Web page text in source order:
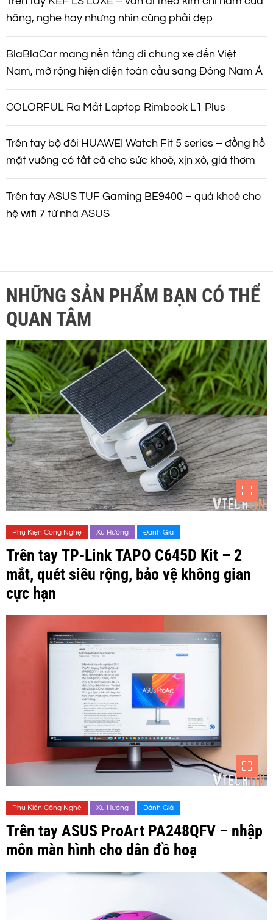
hãng, nghe hay nhưng nhìn cũng phải đẹp
BlaBlaCar mang nền tảng đi chung xe đến Việt
Nam, mở rộng hiện diện toàn cầu sang Đông Nam Á
COLORFUL Ra Mắt Laptop Rimbook L1 Plus
Trên tay bộ đôi HUAWEI Watch Fit 5 series – đồng hồ
mặt vuông có tất cả cho sức khoẻ, xịn xò, giá thơm
Trên tay ASUS TUF Gaming BE9400 – quá khoẻ cho
hệ wifi 7 từ nhà ASUS
NHỮNG SẢN PHẨM BẠN CÓ THỂ
QUAN TÂM
Phụ Kiện Công Nghệ Xu Hướng Đánh Giá
Trên tay TP-Link TAPO C645D Kit – 2
mắt, quét siêu rộng, bảo vệ không gian
cực hạn
Phụ Kiện Công Nghệ Xu Hướng Đánh Giá
Trên tay ASUS ProArt PA248QFV – nhập
môn màn hình cho dân đồ hoạ